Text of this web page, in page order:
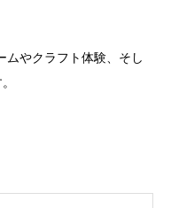
ムやクラフト体験、そし